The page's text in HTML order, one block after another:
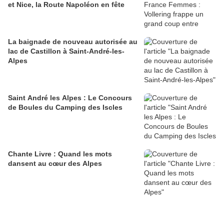
et Nice, la Route Napoléon en fête
La baignade de nouveau autorisée au
lac de Castillon à Saint-André-les-
Alpes
Saint André les Alpes : Le Concours
de Boules du Camping des Iscles
Chante Livre : Quand les mots
dansent au cœur des Alpes